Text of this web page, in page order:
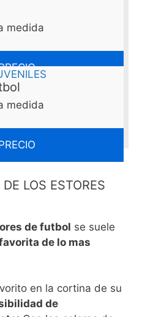
medida
medida
LOS ESTORES
de futbol se suele
de lo mas
en la cortina de su
de